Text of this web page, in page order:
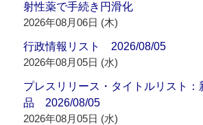
射性薬で手続き円滑化
2026年08月06日 (木)
行政情報リスト 2026/08/05
2026年08月05日 (水)
プレスリリース・タイトルリスト：
品 2026/08/05
2026年08月05日 (水)